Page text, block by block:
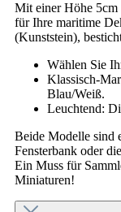
Mit einer Höhe 5cm
für Ihre maritime
(Kunststein),
Wählen Sie
Klassisch-
Blau/Weiß.
Leuchtend:
Beide Modelle sind
Fensterbank oder
Ein Muss für
Miniaturen!